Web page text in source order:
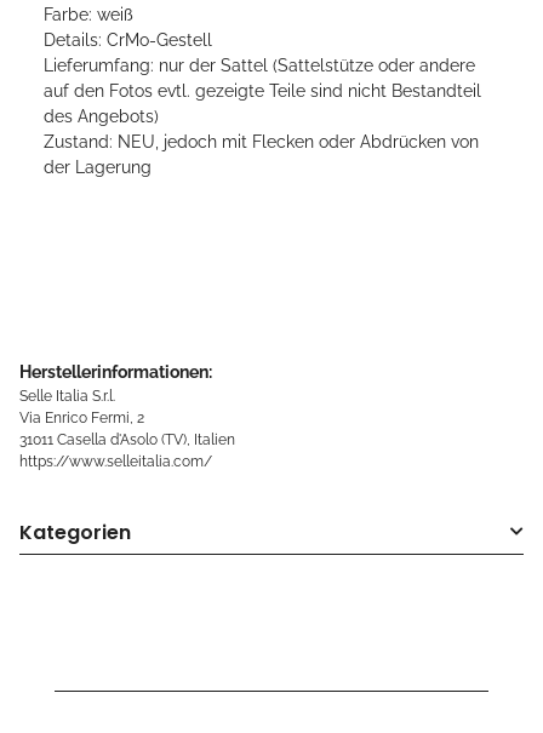
Farbe: weiß
Details: CrMo-Gestell
Lieferumfang: nur der Sattel (Sattelstütze oder andere
auf den Fotos evtl. gezeigte Teile sind nicht Bestandteil
des Angebots)
Zustand: NEU, jedoch mit Flecken oder Abdrücken von
der Lagerung
Herstellerinformationen:
Selle Italia S.r.l.
Via Enrico Fermi, 2
31011 Casella d'Asolo (TV), Italien
https://www.selleitalia.com/
Kategorien